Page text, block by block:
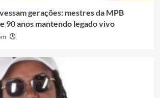
gerações: mestres da MPB
90 anos mantendo legado vivo